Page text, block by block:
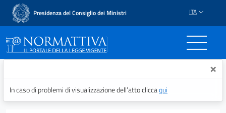
Presidenza del Consiglio dei Ministri ITA
Normattiva - Il portale ×
In caso di problemi di visualizzazione dell’atto cliccaqui